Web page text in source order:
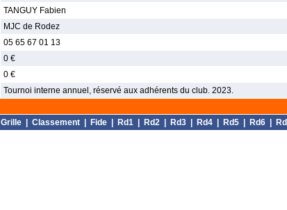
TANGUY Fabien
MJC de Rodez
05 65 67 01 13
0 €
0 €
Tournoi interne annuel, réservé aux adhérents du club. 2023.
Grille Classement Fide Rd1 Rd2 Rd3 Rd4 Rd5 Rd6